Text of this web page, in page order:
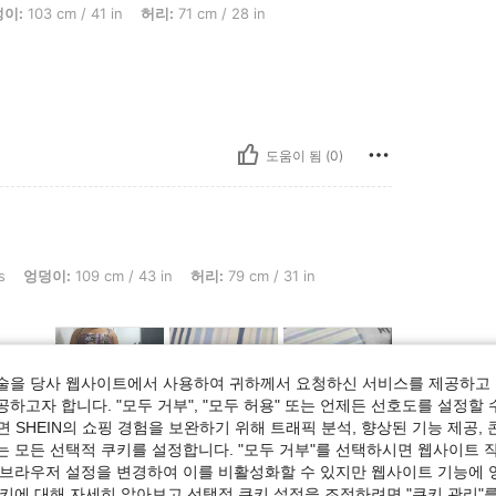
in, 허리: 71 cm / 28 in, 흉상: 106 cm / 42 in, 색: 멀티컬러, 사이즈: L
이: 103 cm / 41 in 허리: 71 cm / 28 in
도움이 됨 (0)
cm / 43 in, 허리: 79 cm / 31 in, 흉상: 93 cm / 37 in, 색: 멀티컬러, 사이즈: L
엉덩이: 109 cm / 43 in 허리: 79 cm / 31 in
도움이 됨 (2)
을 당사 웹사이트에서 사용하여 귀하께서 요청하신 서비스를 제공하
하고자 합니다. "모두 거부", "모두 허용" 또는 언제든 선호도를 설정할
SHEIN의 쇼핑 경험을 보완하기 위해 트래픽 분석, 향상된 기능 제공,
모든 선택적 쿠키를 설정합니다. "모두 거부"를 선택하시면 웹사이트
라우저 설정을 변경하여 이를 비활성화할 수 있지만 웹사이트 기능에